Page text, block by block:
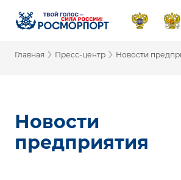
Главная › Пресс-центр › Новости
Новости
предприятия